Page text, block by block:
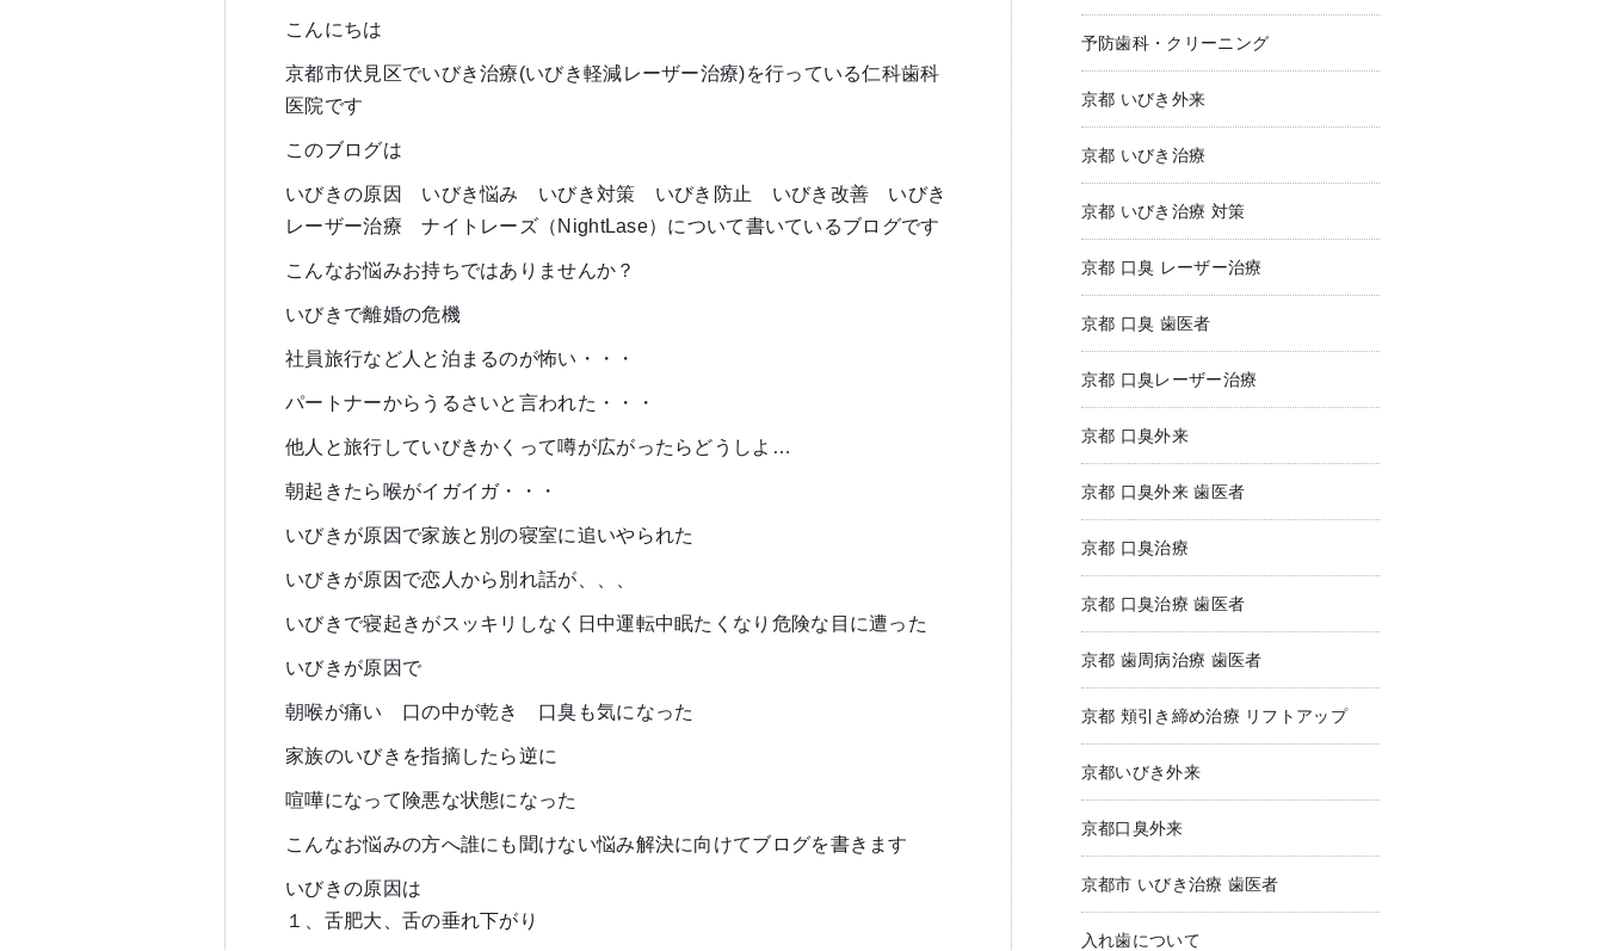
こんにちは
京都市伏見区でいびき治療(いびき軽減レーザー治療)を行っている仁科歯科
医院です
このブログは
いびきの原因 いびき悩み いびき対策 いびき防止 いびき改善 いびき
レーザー治療 ナイトレーズ（NightLase）について書いているブログです
こんなお悩みお持ちではありませんか？
いびきで離婚の危機
社員旅行など人と泊まるのが怖い・・・
パートナーからうるさいと言われた・・・
他人と旅行していびきかくって噂が広がったらどうしよ…
朝起きたら喉がイガイガ・・・
いびきが原因で家族と別の寝室に追いやられた
いびきが原因で恋人から別れ話が、、、
いびきで寝起きがスッキリしなく日中運転中眠たくなり危険な目に遭った
いびきが原因で
朝喉が痛い 口の中が乾き 口臭も気になった
家族のいびきを指摘したら逆に
喧嘩になって険悪な状態になった
こんなお悩みの方へ誰にも聞けない悩み解決に向けてブログを書きます
いびきの原因は
１、舌肥大、舌の垂れ下がり
予防歯科・クリーニング
京都 いびき外来
京都 いびき治療
京都 いびき治療 対策
京都 口臭 レーザー治療
京都 口臭 歯医者
京都 口臭レーザー治療
京都 口臭外来
京都 口臭外来 歯医者
京都 口臭治療
京都 口臭治療 歯医者
京都 歯周病治療 歯医者
京都 頬引き締め治療 リフトアップ
京都いびき外来
京都口臭外来
京都市 いびき治療 歯医者
入れ歯について